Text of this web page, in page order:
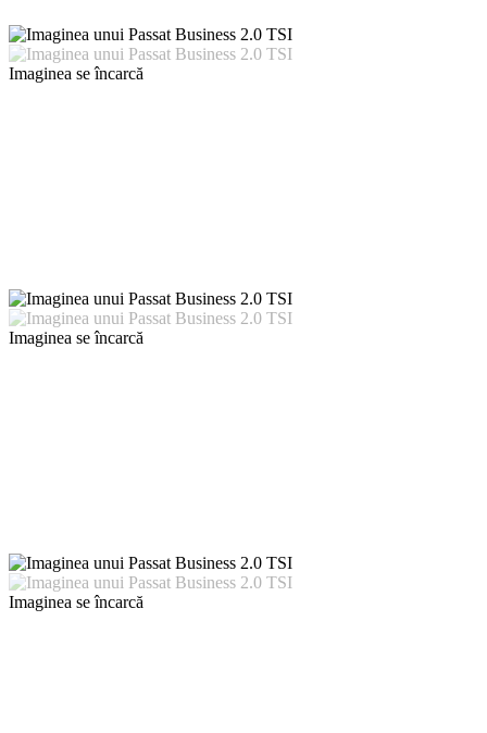
Imaginea se încarcă
Imaginea se încarcă
Imaginea se încarcă